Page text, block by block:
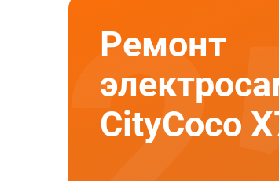
Ремонт
CityCoco